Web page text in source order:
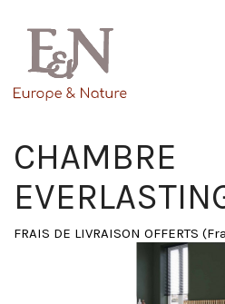
CHAMBRE
FRAIS DE LIVRAISON OFFERTS